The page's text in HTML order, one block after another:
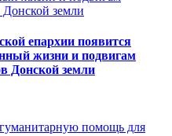
епархии появится
жизни и подвигам
Донской земли